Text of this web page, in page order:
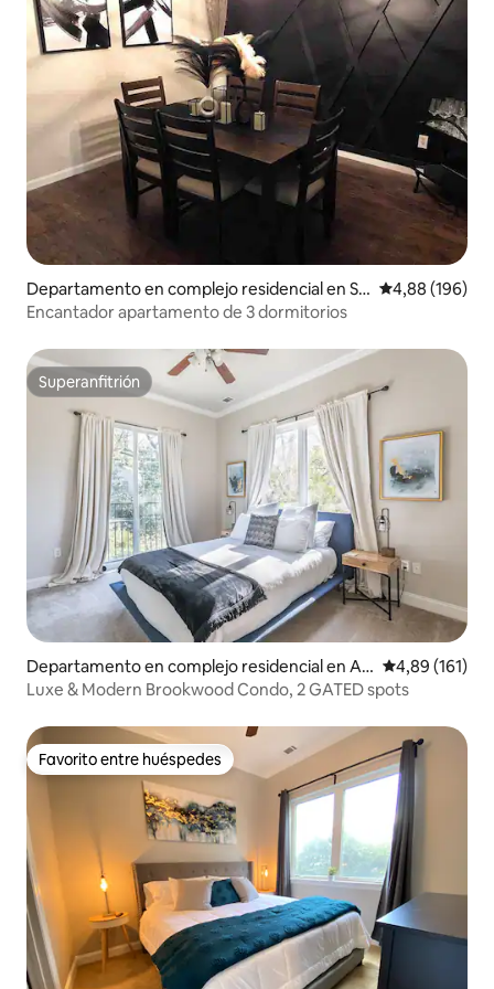
Departamento en complejo residencial en St
onecrest
Calificación
4,88 (196)
Encantador apartamento de 3 dormitorios
Superanfitrión
Superanfitrión
Departamento en complejo residencial en Atl
anta
Calificación
4,89 (161)
Luxe & Modern Brookwood Condo, 2 GATED spots
Favorito entre huéspedes
Favorito entre huéspedes